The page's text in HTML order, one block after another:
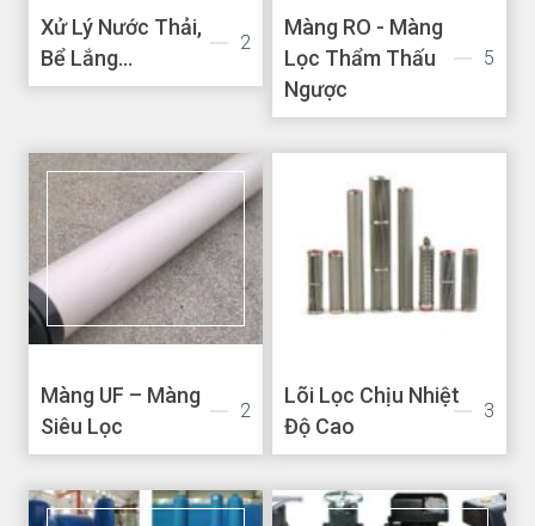
Xử Lý Nước Thải,
Bể Lắng...
2
Màng RO - Màng
Lọc Thẩm Thấu
Ngược
5
Màng UF – Màng
Siêu Lọc
2
Lõi Lọc Chịu Nhiệt
Độ Cao
3